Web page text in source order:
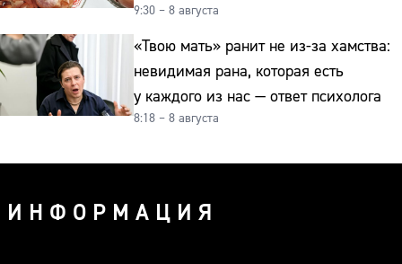
и для здоровья этой зимой
9:30 – 8 августа
«Твою мать» ранит не из-за хамства:
невидимая рана, которая есть
у каждого из нас — ответ психолога
8:18 – 8 августа
ИНФОРМАЦИЯ